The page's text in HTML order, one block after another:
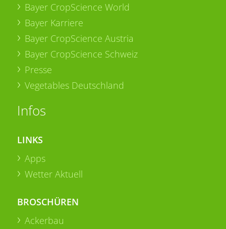
Bayer CropScience World
Bayer Karriere
Bayer CropScience Austria
Bayer CropScience Schweiz
Presse
Vegetables Deutschland
Infos
LINKS
Apps
Wetter Aktuell
BROSCHÜREN
Ackerbau